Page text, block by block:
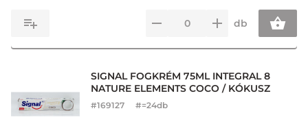
db
SIGNAL FOGKRÉM 75ML INTEGRAL 8
NATURE ELEMENTS COCO / KÓKUSZ
#169127 #=24db